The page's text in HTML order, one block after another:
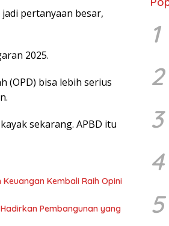
jadi pertanyaan besar,
2025.
(OPD) bisa lebih serius
sekarang. APBD itu
Kembali Raih Opini
Pembangunan yang
1
2
3
4
5